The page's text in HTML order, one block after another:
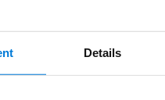
Details
16,95